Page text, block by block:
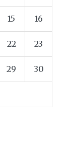
15 16
22 23
29 30